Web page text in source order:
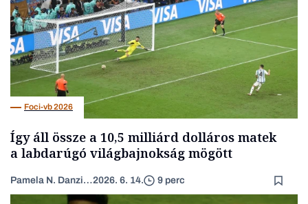
Foci-vb 2026
Így áll össze a 10,5 milliárd dolláros matek
a labdarúgó világbajnokság mögött
Pamela N. Danziger2026. 6. 14. 9 perc